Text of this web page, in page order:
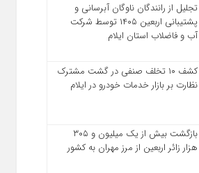
تجلیل از رانندگان ناوگان آبرسانی و
پشتیبانی اربعین ۱۴۰۵ توسط شرکت
آب و فاضلاب استان ایلام
کشف ۱۰ تخلف صنفی در گشت مشترک
نظارت بر بازار خدمات خودرو در ایلام
بازگشت بیش از یک میلیون و ۳۰۵
هزار زائر اربعین از مرز مهران به کشور